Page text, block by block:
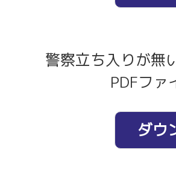
警察立ち入りが
PDFファ
ダウ